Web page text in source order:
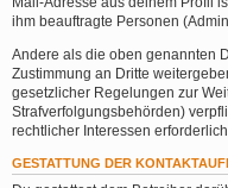
ihm beauftragte Personen
Andere als die oben genannten
Zustimmung an Dritte
gesetzlicher Regelungen zur
Strafverfolgungsbehörden)
rechtlicher Interessen erforderlich
GESTATTUNG DER